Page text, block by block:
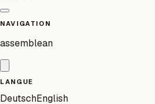
NAVIGATION
assemblean
LANGUE
DeutschEnglish